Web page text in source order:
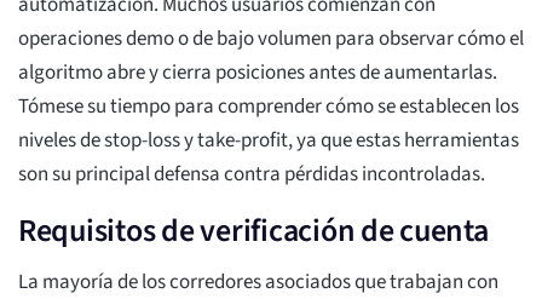
operaciones demo o de bajo volumen para observar cómo el
algoritmo abre y cierra posiciones antes de aumentarlas.
Tómese su tiempo para comprender cómo se establecen los
niveles de stop-loss y take-profit, ya que estas herramientas
son su principal defensa contra pérdidas incontroladas.
Requisitos de verificación de cuenta
La mayoría de los corredores asociados que trabajan con